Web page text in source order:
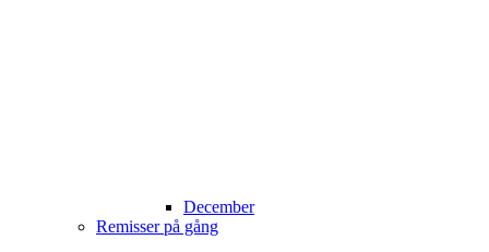
December
Remisser på gång